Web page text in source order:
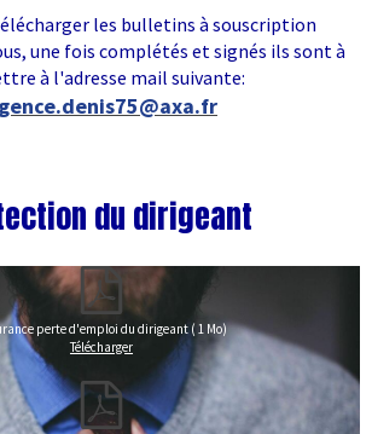
les bulletins à souscription
une fois complétés et signés ils sont à
à l'adresse mail suivante:
du dirigeant
perte d'emploi du dirigeant ( 1 Mo)
Télécharger